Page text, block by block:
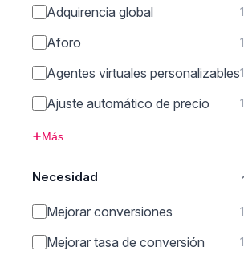
Adquirencia global 1
Aforo 1
Agentes virtuales personalizables1
Ajuste automático de precio 1
Más
Necesidad
Mejorar conversiones 1
Mejorar tasa de conversión 1